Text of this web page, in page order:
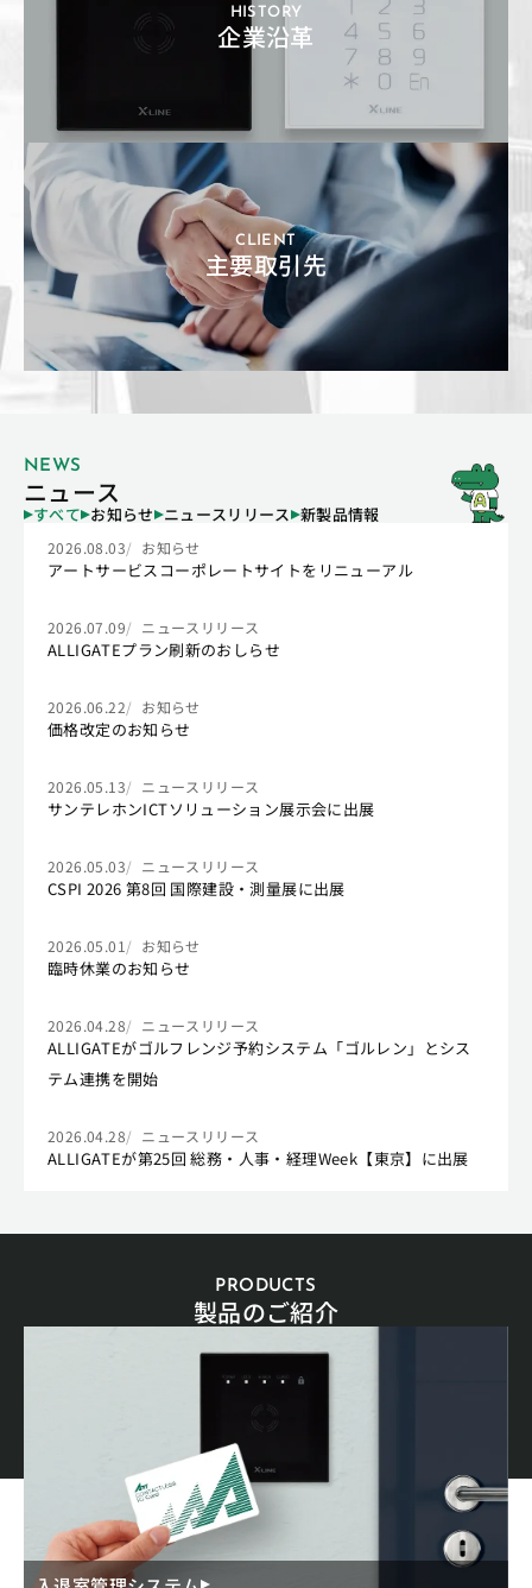
HISTORY
企業沿革
CLIENT
主要取引先
NEWS
ニュース
すべて お知らせ ニュースリリース 新製品情報
2026.08.03 お知らせ
アートサービスコーポレートサイトをリニューアル
2026.07.09 ニュースリリース
ALLIGATEプラン刷新のおしらせ
2026.06.22 お知らせ
価格改定のお知らせ
2026.05.13 ニュースリリース
サンテレホンICTソリューション展示会に出展
2026.05.03 ニュースリリース
CSPI 2026 第8回 国際建設・測量展に出展
2026.05.01 お知らせ
臨時休業のお知らせ
2026.04.28 ニュースリリース
ALLIGATEがゴルフレンジ予約システム「ゴルレン」とシス
テム連携を開始
2026.04.28 ニュースリリース
ALLIGATEが第25回 総務・人事・経理Week【東京】に出展
PRODUCTS
製品のご紹介